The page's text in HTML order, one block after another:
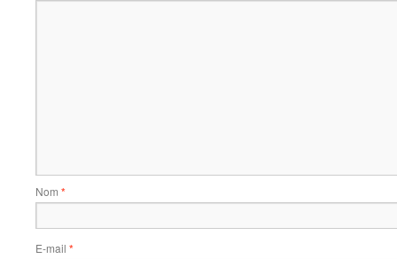
Nom *
E-mail *